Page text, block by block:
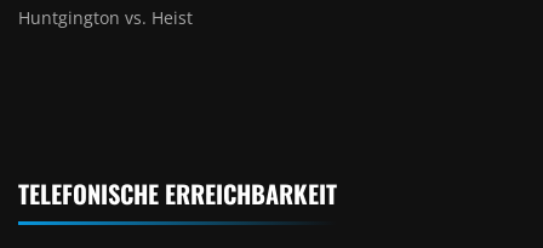
Huntgington vs. Heist
TELEFONISCHE ERREICHBARKEIT